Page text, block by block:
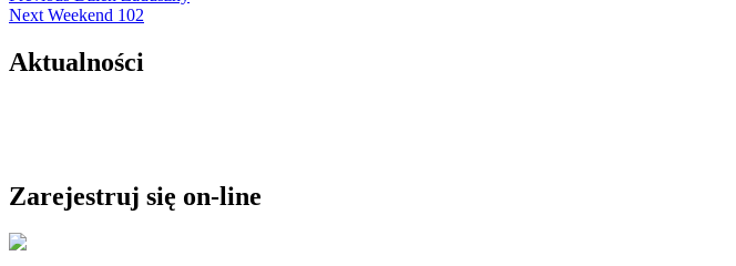
wpisu
post:
Next Next
Weekend 102
Aktualności
Zarejestruj się on-line